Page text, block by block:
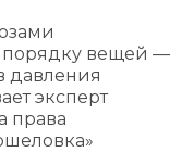
порядку вещей —
давления
эксперт
права